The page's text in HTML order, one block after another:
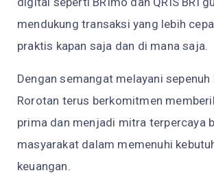
mendukung transaksi yang lebih
praktis kapan saja dan di mana saja.
Dengan semangat melayani sepenuh
Rorotan terus berkomitmen
prima dan menjadi mitra terpercaya
masyarakat dalam memenuhi
keuangan.